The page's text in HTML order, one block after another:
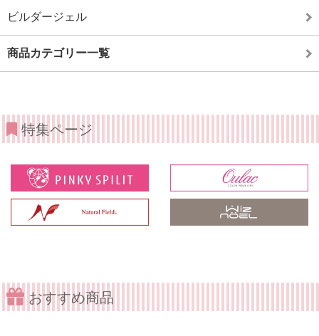
ビルダージェル
商品カテゴリー一覧